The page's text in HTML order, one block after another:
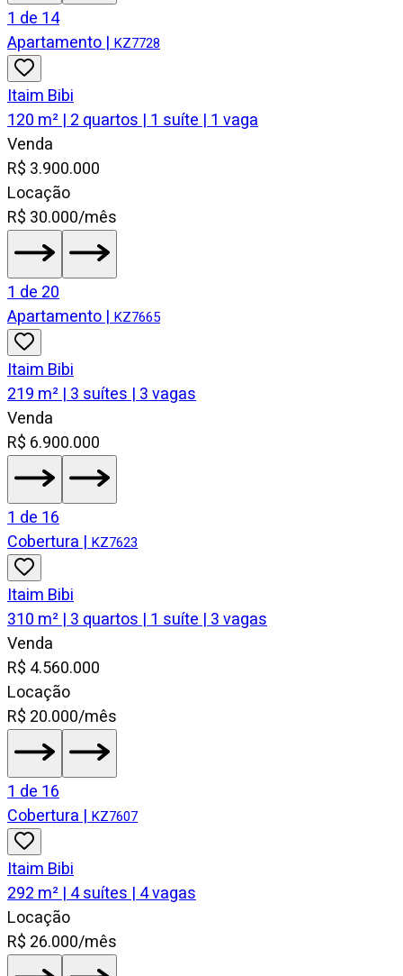
1de14
Apartamento|KZ7728
Itaim Bibi
120 m² | 2 quartos | 1 suíte | 1 vaga
Venda
R$ 3.900.000
Locação
R$ 30.000/mês
1de20
Apartamento|KZ7665
Itaim Bibi
219 m² | 3 suítes | 3 vagas
Venda
R$ 6.900.000
1de16
Cobertura|KZ7623
Itaim Bibi
310 m² | 3 quartos | 1 suíte | 3 vagas
Venda
R$ 4.560.000
Locação
R$ 20.000/mês
1de16
Cobertura|KZ7607
Itaim Bibi
292 m² | 4 suítes | 4 vagas
Locação
R$ 26.000/mês